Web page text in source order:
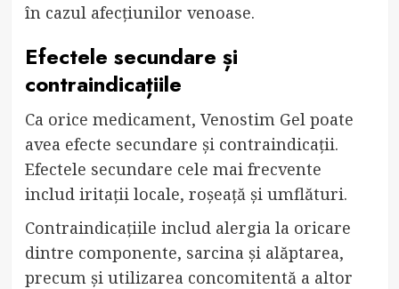
în cazul afecțiunilor venoase.
Efectele secundare și
contraindicațiile
Ca orice medicament, Venostim Gel poate
avea efecte secundare și contraindicații.
Efectele secundare cele mai frecvente
includ iritații locale, roșeață și umflături.
Contraindicațiile includ alergia la oricare
dintre componente, sarcina și alăptarea,
precum și utilizarea concomitentă a altor